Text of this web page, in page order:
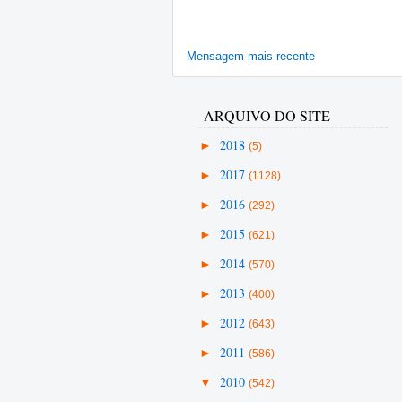
Mensagem mais recente
ARQUIVO DO SITE
► 2018 (5)
► 2017 (1128)
► 2016 (292)
► 2015 (621)
► 2014 (570)
► 2013 (400)
► 2012 (643)
► 2011 (586)
▼ 2010 (542)